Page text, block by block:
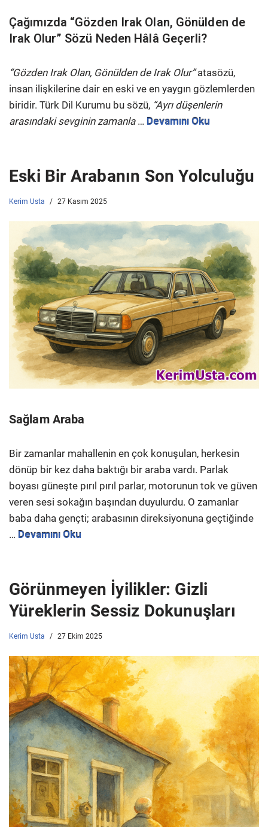
Çağımızda “Gözden Irak Olan, Gönülden de
Irak Olur” Sözü Neden Hâlâ Geçerli?
“Gözden Irak Olan, Gönülden de Irak Olur”atasözü,
insan ilişkilerine dair en eski ve en yaygın gözlemlerden
biridir. Türk Dil Kurumu bu sözü, “Ayrı düşenlerin
arasındaki sevginin zamanla … Devamını Oku
Eski Bir Arabanın Son Yolculuğu
Kerim Usta 27 Kasım 2025
Sağlam Araba
Bir zamanlar mahallenin en çok konuşulan, herkesin
dönüp bir kez daha baktığı bir araba vardı. Parlak
boyası güneşte pırıl pırıl parlar, motorunun tok ve güven
veren sesi sokağın başından duyulurdu. O zamanlar
baba daha gençti; arabasının direksiyonuna geçtiğinde
… Devamını Oku
Görünmeyen İyilikler: Gizli
Yüreklerin Sessiz Dokunuşları
Kerim Usta 27 Ekim 2025